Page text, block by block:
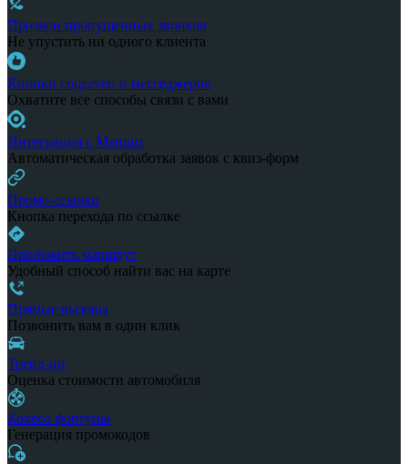
Прозвон пропущенных звонков
Не упустить ни одного клиента
Кнопки соцсетей и месседжеров
Охватите все способы связи с вами
Интеграция с Marquiz
Автоматическая обработка заявок с квиз-форм
Промо-ссылки
Кнопка перехода по ссылке
Проложить маршрут
Удобный способ найти вас на карте
Прямые вызовы
Позвонить вам в один клик
Трейд-ин
Оценка стоимости автомобиля
Колесо фортуны
Генерация промокодов